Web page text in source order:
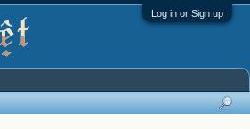
Log in or Sign up